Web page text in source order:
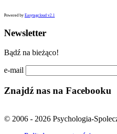
Powered by Easytagcloud v2.1
Newsletter
Bądź na bieżąco!
e-mail
Znajdź nas na Facebooku
© 2006 - 2026 Psychologia-